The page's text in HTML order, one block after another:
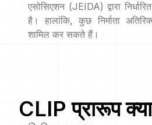
एसोसिएशन (JEIDA) द्वारा
है। हालांकि, कुछ निर्माता
शामिल कर सकते हैं।
CLIP प्रारूप